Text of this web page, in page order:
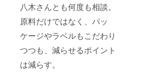
八木さんとも何度も相談。
原料だけではなく、パッ
ケージやラベルもこだわり
つつも、減らせるポイント
は減らす。